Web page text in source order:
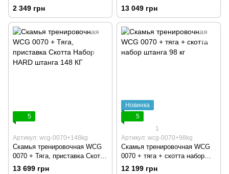
2 349 грн
STRONG штанга 128 КГ
13 049 грн
5
Артикул: wcg-0070+148kg
Скамья тренировочная WCG
0070 + Тяга, приставка Скотта
Набор HARD штанга 148 КГ
13 699 грн
Новинка
5
1
Артикул: wcg-0070+98kg
Скамья тренировочная WCG
0070 + тяга + скотта набор
штанга 98 кг
12 199 грн